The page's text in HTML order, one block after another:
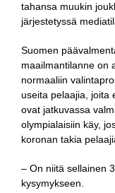
tahansa muukin
järjestetyssä
Suomen
maailmantilanne on
normaaliin
useita pelaajia, joita
ovat jatkuvassa
olympialaisiin käy,
koronan takia
– On niitä sellainen
kysymykseen.